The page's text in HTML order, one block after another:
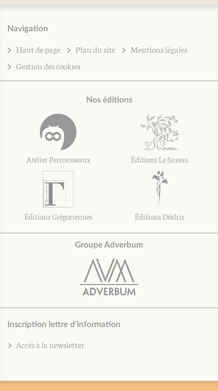
Navigation
Haut de page Plan du site
Mentions légales
Gestion des cookies
Nos éditions
Atelier Perrousseaux Éditions Le Sureau
Éditions Grégoriennes Éditions DésIris
Groupe Adverbum
Inscription lettre d'information
Accès à la newsletter